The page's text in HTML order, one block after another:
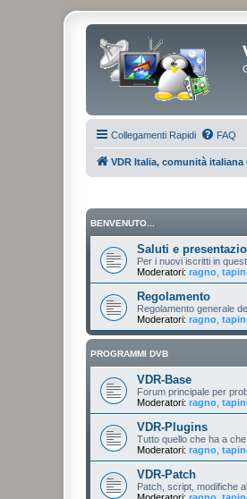
Collegamenti Rapidi FAQ
VDR Italia, comunità
BENVENUTO...
Saluti e
Per i nuovi iscritti in
Moderatori: ragno
Regolamento
Regolamento generale
Moderatori: ragno
PROGRAMMI DVB
VDR-Base
Forum principale per
Moderatori: ragno
VDR-Plugins
Tutto quello che ha a
Moderatori: ragno
VDR-Patch
Patch, script, modifiche
Moderatori: ragno